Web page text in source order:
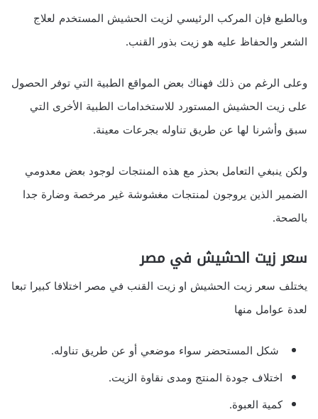
وبالطبع فإن المركب الرئيسي لزيت الحشيش المستخدم لعلاج
الشعر والحفاظ عليه هو زيت بذور القنب.
وعلى الرغم من ذلك فهناك بعض المواقع الطبية التي توفر الحصول
على زيت الحشيش المستورد للاستخدامات الطبية الأخرى التي
سبق وأشرنا لها عن طريق تناوله بجرعات معينة.
ولكن ينبغي التعامل بحذر مع هذه المنتجات لوجود بعض معدومي
الضمير الذين يروجون لمنتجات مغشوشة غير مرخصة وضارة جدا
بالصحة.
سعر زيت الحشيش في مصر
يختلف سعر زيت الحشيش او زيت القنب في مصر اختلافا كبيرا تبعا
لعدة عوامل منها
شكل المستحضر سواء موضعي أو عن طريق تناوله.
اختلاف جودة المنتج ومدى نقاوة الزيت.
كمية العبوة.